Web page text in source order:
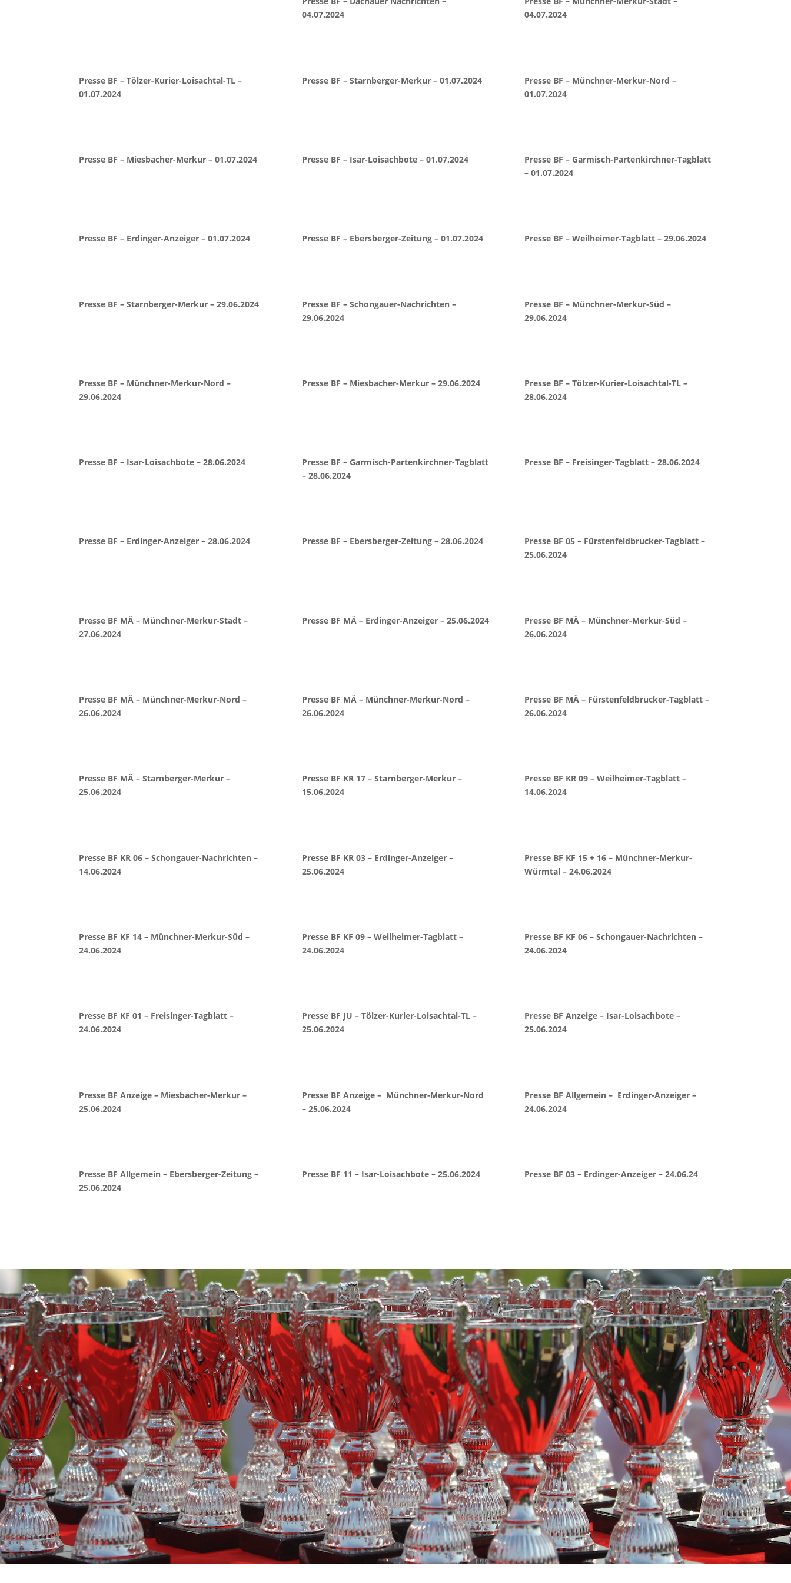
04.07.2024
04.07.2024
Presse BF – Tölzer-Kurier-Loisachtal-TL –
01.07.2024
Presse BF – Starnberger-Merkur – 01.07.2024
Presse BF – Münchner-Merkur-Nord –
01.07.2024
Presse BF – Miesbacher-Merkur – 01.07.2024 Presse BF – Isar-Loisachbote – 01.07.2024
Presse BF – Garmisch-Partenkirchner-Tagblatt
– 01.07.2024
Presse BF – Erdinger-Anzeiger – 01.07.2024 Presse BF – Ebersberger-Zeitung – 01.07.2024 Presse BF – Weilheimer-Tagblatt – 29.06.2024
Presse BF – Starnberger-Merkur – 29.06.2024
Presse BF – Schongauer-Nachrichten –
29.06.2024
Presse BF – Münchner-Merkur-Süd –
29.06.2024
Presse BF – Münchner-Merkur-Nord –
29.06.2024
Presse BF – Miesbacher-Merkur – 29.06.2024
Presse BF – Tölzer-Kurier-Loisachtal-TL –
28.06.2024
Presse BF – Isar-Loisachbote – 28.06.2024
Presse BF – Garmisch-Partenkirchner-Tagblatt
– 28.06.2024
Presse BF – Freisinger-Tagblatt – 28.06.2024
Presse BF – Erdinger-Anzeiger – 28.06.2024 Presse BF – Ebersberger-Zeitung – 28.06.2024
Presse BF 05 – Fürstenfeldbrucker-Tagblatt –
25.06.2024
Presse BF MÄ – Münchner-Merkur-Stadt –
27.06.2024
Presse BF MÄ – Erdinger-Anzeiger – 25.06.2024
Presse BF MÄ – Münchner-Merkur-Süd –
26.06.2024
Presse BF MÄ – Münchner-Merkur-Nord –
26.06.2024
Presse BF MÄ – Münchner-Merkur-Nord –
26.06.2024
Presse BF MÄ – Fürstenfeldbrucker-Tagblatt –
26.06.2024
Presse BF MÄ – Starnberger-Merkur –
25.06.2024
Presse BF KR 17 – Starnberger-Merkur –
15.06.2024
Presse BF KR 09 – Weilheimer-Tagblatt –
14.06.2024
Presse BF KR 06 – Schongauer-Nachrichten –
14.06.2024
Presse BF KR 03 – Erdinger-Anzeiger –
25.06.2024
Presse BF KF 15 + 16 – Münchner-Merkur-
Würmtal – 24.06.2024
Presse BF KF 14 – Münchner-Merkur-Süd –
24.06.2024
Presse BF KF 09 – Weilheimer-Tagblatt –
24.06.2024
Presse BF KF 06 – Schongauer-Nachrichten –
24.06.2024
Presse BF KF 01 – Freisinger-Tagblatt –
24.06.2024
Presse BF JU – Tölzer-Kurier-Loisachtal-TL –
25.06.2024
Presse BF Anzeige – Isar-Loisachbote –
25.06.2024
Presse BF Anzeige – Miesbacher-Merkur –
25.06.2024
Presse BF Anzeige – Münchner-Merkur-Nord
– 25.06.2024
Presse BF Allgemein – Erdinger-Anzeiger –
24.06.2024
Presse BF Allgemein – Ebersberger-Zeitung –
25.06.2024
Presse BF 11 – Isar-Loisachbote – 25.06.2024 Presse BF 03 – Erdinger-Anzeiger – 24.06.24